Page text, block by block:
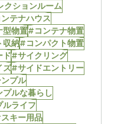
クションルーム
テナハウス
物置#コンテナ物置
収納#コンパクト物置
ド#サイクリング
ズ#サイドエントリー
プル
ルな暮らし
ライフ
キー用品